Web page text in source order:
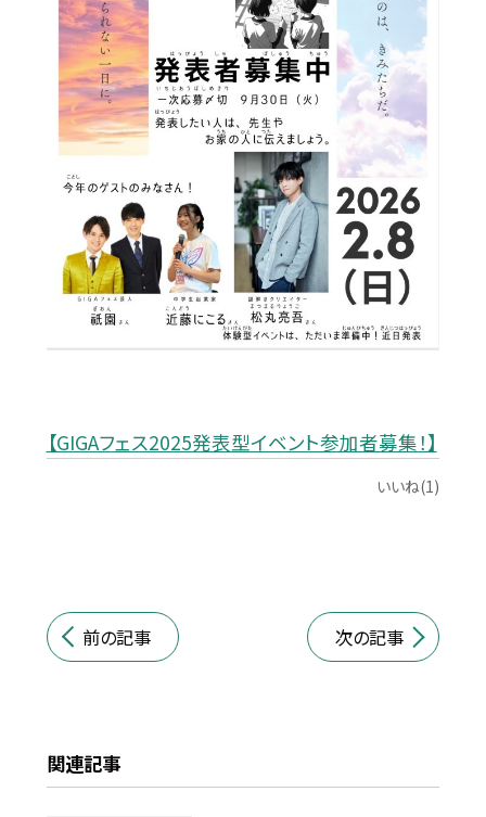
【GIGAフェス2025発表型イベント参加者募集！】
いいね(1)
前の記事 次の記事
関連記事